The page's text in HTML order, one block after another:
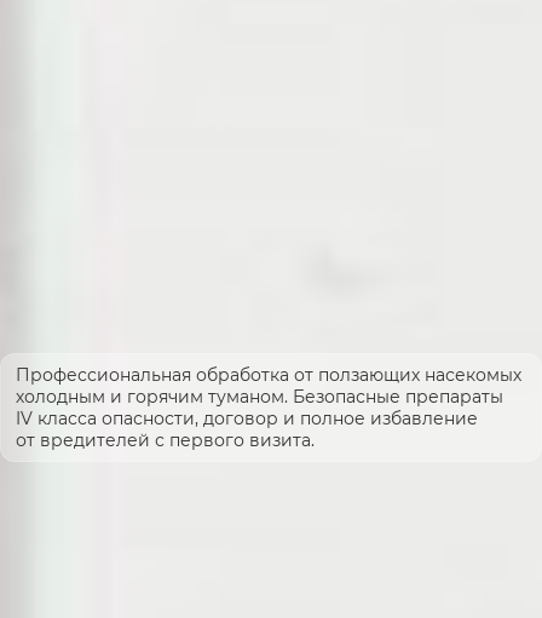
Профессиональная обработка от ползающих насекомых
холодным и горячим туманом. Безопасные препараты
IV класса опасности, договор и полное избавление
от вредителей с первого визита.